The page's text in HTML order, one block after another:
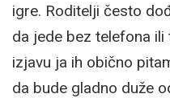
igre. Roditelji često
da jede bez telefona ili
izjavu ja ih obično
da bude gladno duže